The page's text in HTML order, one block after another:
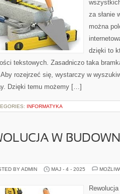
za słanie
można
dzięki to
tekstowych. Zasadniczo taka
Aby rozejrzeć się, wystarczy w
Dzięki temu możemy […]
INFORMATYKA
W
BY ADMIN MAJ - 4 - 2025